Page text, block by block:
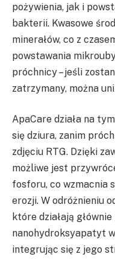
pożywienia, jak i
bakterii. Kwasowe
minerałów, co z
powstawania
próchnicy – jeśli
zatrzymany, można
ApaCare działa na
się dziura, zanim
zdjęciu RTG. Dzięki
możliwe jest
fosforu, co wzmacnia
erozji. W odróżnieniu
które działają
nanohydroksyapatyt
integrując się z jego